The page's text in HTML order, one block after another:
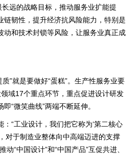
远的战略目标，推动服务业扩能提
链韧性，提升经济抗风险能力，特别是
和技术封锁等风险，让服务业真正成
”就是要做好“蛋糕”。生产性服务业要
域17个重点环节，重点促进设计研发
“微笑曲线”两端不断延伸。
“工业设计，我们把它称为‘第二核心
对于制造业整体向中高端迈进的支撑
“中国设计”和“中国产品”互促共进、